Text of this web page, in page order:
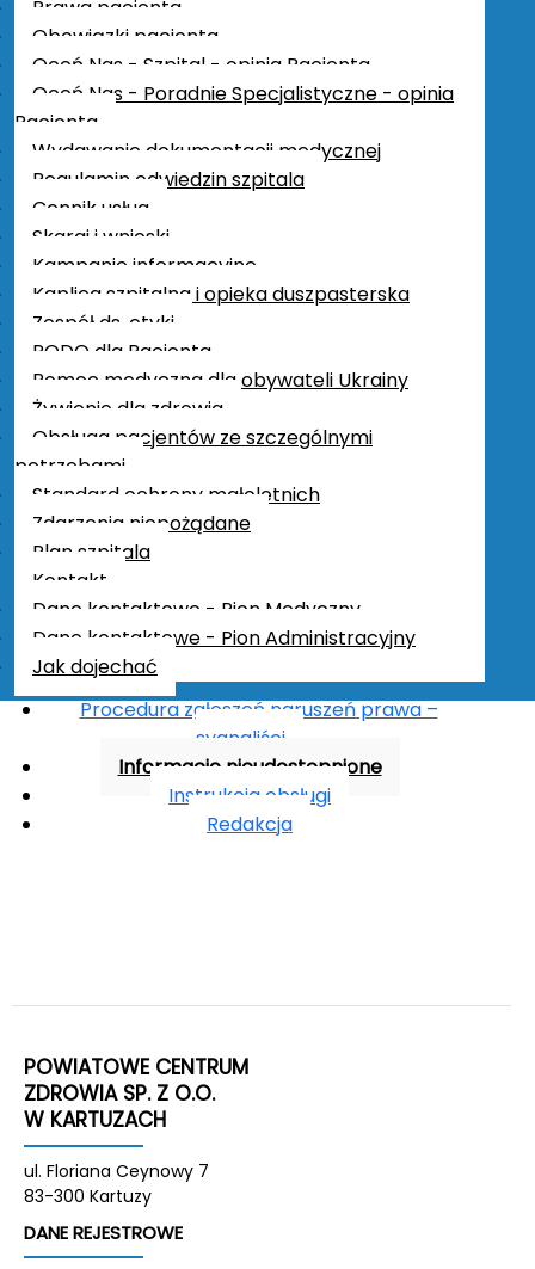
Prawa pacjenta
Obowiązki pacjenta
Oceń Nas - Szpital - opinia Pacjenta
Oceń Nas - Poradnie Specjalistyczne - opinia
Pacjenta
Wydawanie dokumentacji medycznej
Regulamin odwiedzin szpitala
Cennik usług
Skargi i wnioski
Kampanie informacyjne
Kaplica szpitalna i opieka duszpasterska
Zespół ds. etyki
RODO dla Pacjenta
Pomoc medyczna dla obywateli Ukrainy
Żywienie dla zdrowia
Obsługa pacjentów ze szczególnymi
potrzebami
Standard ochrony małoletnich
Zdarzenia niepożądane
Plan szpitala
Kontakt
Dane kontaktowe - Pion Medyczny
Dane kontaktowe - Pion Administracyjny
Jak dojechać
BIP
Informacje ogólne
Forma prawna
Podstawy prawne funkcjonowania
Regulamin organizacyjny
Przedmiot działalności
Majątek
Zamówienia publiczne
Podlegające ustawie Pzp
Nie podlegające ustawie Pzp
Deklaracja dostępności
Raport o stanie zapewnienia dostępności
podmiotu publicznego
Konkursy
Ogłoszenia
Kontakt
Procedura zgłoszeń naruszeń prawa –
sygnaliści
Informacje nieudostępnione
Instrukcja obsługi
Redakcja
POWIATOWE CENTRUM
ZDROWIA SP. Z O.O.
W KARTUZACH
ul. Floriana Ceynowy 7
83-300 Kartuzy
DANE REJESTROWE